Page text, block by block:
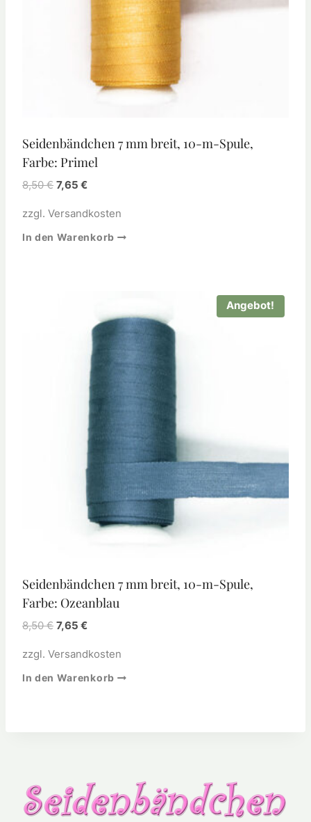
Seidenbändchen 7 mm breit, 10-m-Spule,
Farbe: Primel
8,50€ 7,65 €
zzgl. Versandkosten
In den Warenkorb
Angebot!
Seidenbändchen 7 mm breit, 10-m-Spule,
Farbe: Ozeanblau
8,50€ 7,65 €
zzgl. Versandkosten
In den Warenkorb